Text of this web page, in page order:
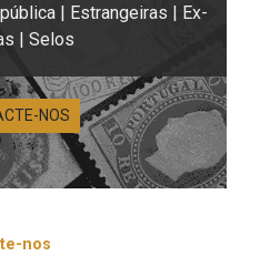
| Estrangeiras | Ex-
| Selos
NOS
nos
–
e